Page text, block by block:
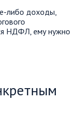
либо доходы,
НДФЛ, ему нужно